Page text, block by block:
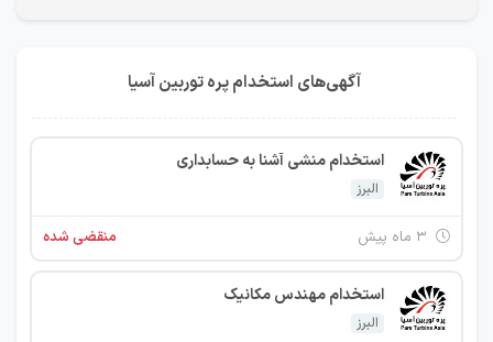
آگهی‌های استخدام پره توربین آسیا
استخدام منشی آشنا به حسابداری
البرز
منقضی شده
استخدام مهندس مکانیک
البرز